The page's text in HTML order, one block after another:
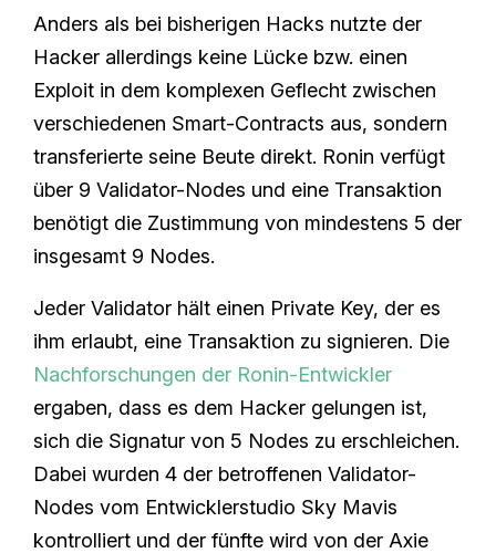
Anders als bei bisherigen Hacks nutzte der
Hacker allerdings keine Lücke bzw. einen
Exploit in dem komplexen Geflecht zwischen
verschiedenen Smart-Contracts aus, sondern
transferierte seine Beute direkt. Ronin verfügt
über 9 Validator-Nodes und eine Transaktion
benötigt die Zustimmung von mindestens 5 der
insgesamt 9 Nodes.
Jeder Validator hält einen Private Key, der es
ihm erlaubt, eine Transaktion zu signieren. Die
Nachforschungen der Ronin-Entwickler
ergaben, dass es dem Hacker gelungen ist,
sich die Signatur von 5 Nodes zu erschleichen.
Dabei wurden 4 der betroffenen Validator-
Nodes vom Entwicklerstudio Sky Mavis
kontrolliert und der fünfte wird von der Axie